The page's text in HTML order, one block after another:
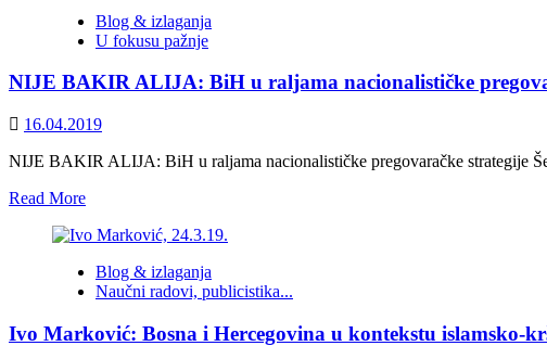
MUSLIMANI
U
SVIJETSKOM
Blog & izlaganja
U fokusu pažnje
NIJE BAKIR ALIJA: BiH u raljama nacionalističke
16.04.2019
NIJE BAKIR ALIJA: BiH u raljama nacionalističke pregovaračke strategije
Read MoreRead
about
BAKIR
ALIJA:
u
Blog & izlaganja
Naučni radovi, publicistika...
Ivo Marković: Bosna i Hercegovina u kontekstu islamsko-